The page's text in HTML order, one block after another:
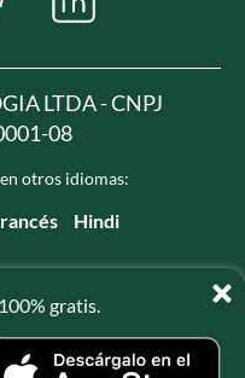
gratis.
LTDA - CNPJ
08
otros idiomas:
Hindi